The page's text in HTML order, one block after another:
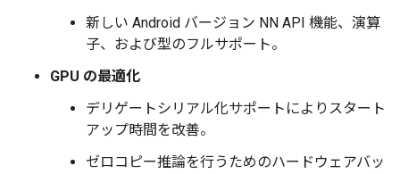
新しい Android バージョン NN API 機能、演算
子、および型のフルサポート。
GPU の最適化
デリゲートシリアル化サポートによりスタート
アップ時間を改善。
ゼロコピー推論を行うためのハードウェアバッ